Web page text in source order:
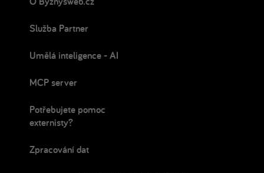
Služba Partner
Umělá inteligence - AI
MCP server
Potřebujete pomoc
externisty?
Zpracování dat